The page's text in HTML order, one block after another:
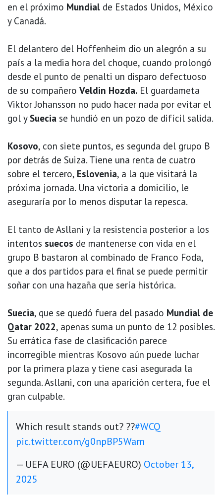
en el próximo Mundial de Estados Unidos, México
y Canadá.
El delantero del Hoffenheim dio un alegrón a su
país a la media hora del choque, cuando prolongó
desde el punto de penalti un disparo defectuoso
de su compañero Veldin Hozda. El guardameta
Viktor Johansson no pudo hacer nada por evitar el
gol y Suecia se hundió en un pozo de difícil salida.
Kosovo, con siete puntos, es segunda del grupo B
por detrás de Suiza. Tiene una renta de cuatro
sobre el tercero, Eslovenia, a la que visitará la
próxima jornada. Una victoria a domicilio, le
aseguraría por lo menos disputar la repesca.
El tanto de Asllani y la resistencia posterior a los
intentos suecos de mantenerse con vida en el
grupo B bastaron al combinado de Franco Foda,
que a dos partidos para el final se puede permitir
soñar con una hazaña que sería histórica.
Suecia, que se quedó fuera del pasado Mundial de
Qatar 2022, apenas suma un punto de 12 posibles.
Su errática fase de clasificación parece
incorregible mientras Kosovo aún puede luchar
por la primera plaza y tiene casi asegurada la
segunda. Asllani, con una aparición certera, fue el
gran culpable.
Which result stands out? ??#WCQ
pic.twitter.com/g0npBP5Wam
— UEFA EURO (@UEFAEURO) October 13,
2025